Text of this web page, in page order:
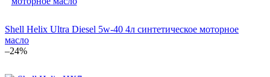
Shell Helix Ultra Diesel 5w-40 4л синтетическое моторное
масло
–24%